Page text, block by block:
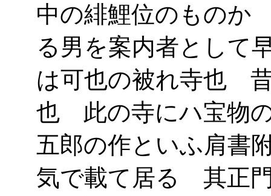
中の緋鯉位のものか
る男を案内者として
は可也の被れ寺也
也 此の寺にハ宝物
五郎の作といふ肩書
気で載て居る 其正